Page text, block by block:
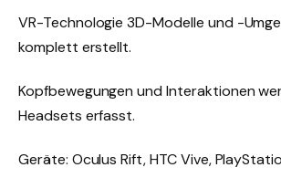
VR-Technologie 3D-Modelle und -
komplett erstellt.
Kopfbewegungen und Interaktionen
Headsets erfasst.
Geräte: Oculus Rift, HTC Vive,